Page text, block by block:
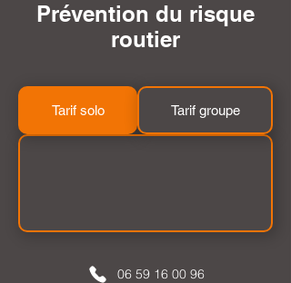
Prévention du risque
routier
Tarif solo Tarif groupe
06 59 16 00 96